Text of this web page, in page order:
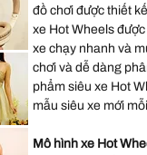
đồ chơi được thiết
xe Hot Wheels
xe chạy nhanh và
chơi và dễ dàng
phẩm siêu xe Hot
mẫu siêu xe mới
Mô hình xe Hot